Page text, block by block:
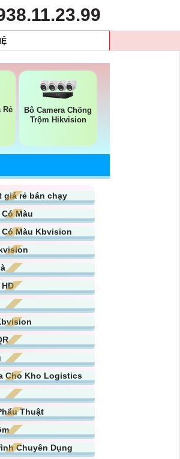
Rẻ
Bô Camera Chống
Trộm Hikvision
giá rẻ bán chạy
Màu
Màu Kbvision
Cho Kho Logistics
Thuật
Chuyên Dụng